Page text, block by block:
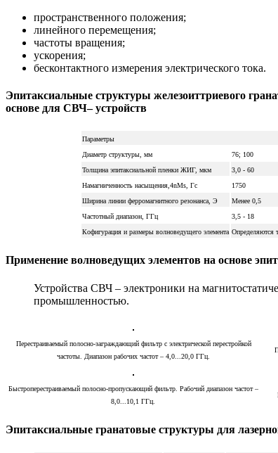
пространственного положения;
линейного перемещения;
частоты вращения;
ускорения;
бесконтактного измерения электрического тока.
Эпитаксиальные структуры железоиттриевого
основе для СВЧ– устройств
Параметры
Диаметр структуры, мм
76; 100
Толщина эпитаксиальной пленки ЖИГ, мкм
3,0 - 60
Намагниченность насыщения,4nМs, Гс
1750
Ширина линии ферромагнитного резонанса, Э
Менее 0,5
Частотный диапазон, ГГц
3,5 - 18
Кофигурация и размеры волноведущего элемента Определяются
Применение волноведущих элементов на основе
Устройства СВЧ – электроники на
промышленностью.
Перестраиваемый полосно-заграждающий фильтр с электрической перестройкой
частоты. Диапазон рабочих частот – 4,0...20,0 ГГц.
Быстроперестраиваемый полосно-пропускающий фильтр. Рабочий диапазон частот –
8,0...10,1 ГГц.
Эпитаксиальные гранатовые структуры для